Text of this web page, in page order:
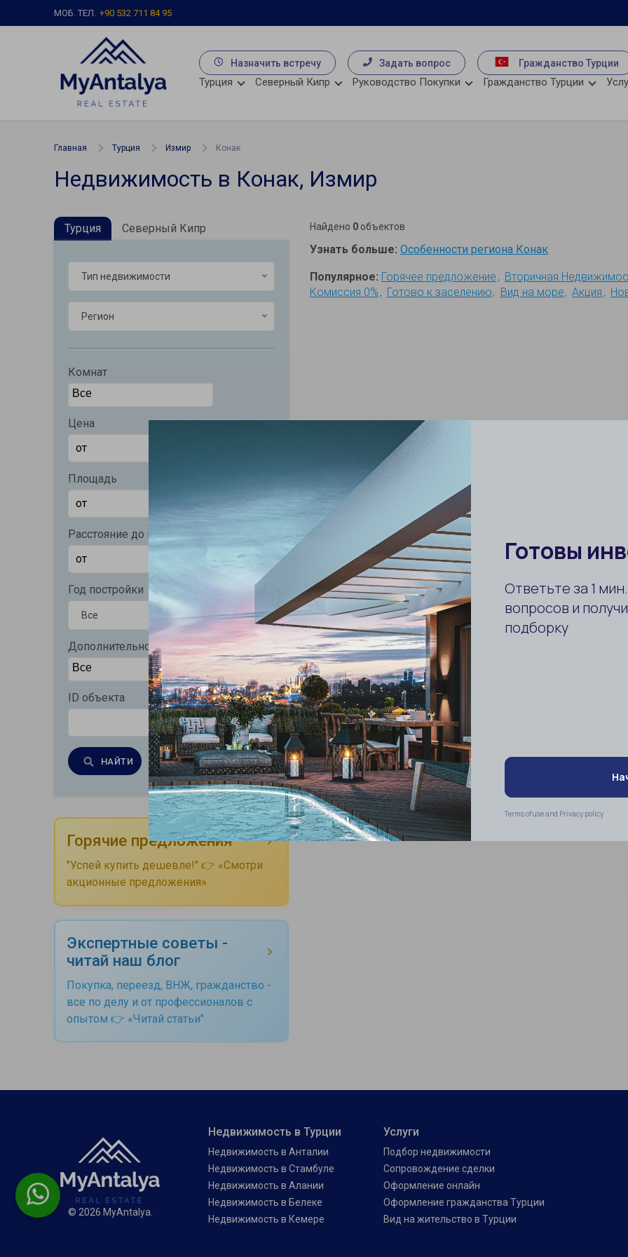
МОБ. ТЕЛ. +90 532 711 84 95
Назначить встречу Задать вопрос Гражданство Турции
Турция Северный Кипр Руководство Покупки Гражданство Турции
Главная Турция Измир Конак
Недвижимость в Конак, Измир
Турция Северный Кипр
Тип недвижимости
Регион
Комнат
Цена
Площадь
Расстояние до моря (м)
Год постройки
Все Все
Дополнительно
ID объекта
НАЙТИ Очистить
Горячие предложения
"Успей купить дешевле!" 👉 «Смотри
акционные предложения»
Экспертные советы -
читай наш блог
Покупка, переезд, ВНЖ, гражданство -
все по делу и от профессионалов с
опытом 👉 «Читай статьи"
Найдено 0 объектов
Узнать больше: Особенности региона Конак
Популярное: Горячее предложение
Вторичная
Комиссия 0%
Готово к заселению Вид на море Акция
© 2026 MyAntalya.
Недвижимость в Турции
Недвижимость в Анталии
Недвижимость в Стамбуле
Недвижимость в Алании
Недвижимость в Белеке
Недвижимость в Кемере
Услуги
Подбор недвижимости
Сопровождение сделки
Оформление онлайн
Оформление гражданства Турции
Вид на жительство в Турции